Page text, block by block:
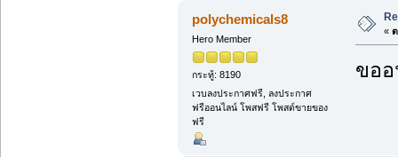
polychemicals8
Hero Member
กระทู้: 8190
เวบลงประกาศฟรี, ลงประกาศ
ฟรีออนไลน์ โพสฟรี โพสต์ขายของ
ฟรี
«
ขอ